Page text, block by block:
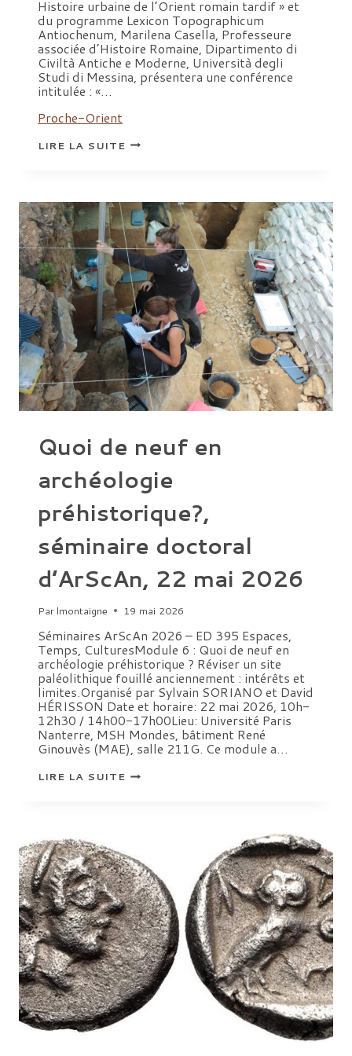
Histoire urbaine de l’Orient romain tardif » et
du programme Lexicon Topographicum
Antiochenum, Marilena Casella, Professeure
associée d’Histoire Romaine, Dipartimento di
Civiltà Antiche e Moderne, Università degli
Studi di Messina, présentera une conférence
intitulée : «…
Proche-Orient
LIRE LA SUITECONFÉRENCE
|
SUR
L’ORONTE,
ESPACE
PHYSIQUE
ET
ÉLÉMENT
CLÉ
DANS
LE JEU COMPLEXE
DU
POUVOIR »,
MARILENA
CASELLA
Quoi de neuf en
archéologie
préhistorique?,
séminaire doctoral
d’ArScAn, 22 mai 2026
Par lmontaigne 19 mai 2026
Séminaires ArScAn 2026 – ED 395 Espaces,
Temps, CulturesModule 6 : Quoi de neuf en
archéologie préhistorique ? Réviser un site
paléolithique fouillé anciennement : intérêts et
limites.Organisé par Sylvain SORIANO et David
HÉRISSON Date et horaire: 22 mai 2026, 10h-
12h30 / 14h00-17h00Lieu: Université Paris
Nanterre, MSH Mondes, bâtiment René
Ginouvès (MAE), salle 211G. Ce module a…
LIRE LA SUITEQUOI
DE
D’ARSCAN,
22
MAI
2026